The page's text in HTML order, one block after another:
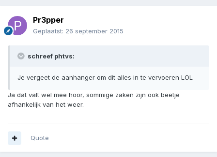
Pr3pper
Geplaatst: 26 september 2015
schreef phtvs:
Je vergeet de aanhanger om dit alles in te vervoeren LOL
Ja dat valt wel mee hoor, sommige zaken zijn ook beetje
afhankelijk van het weer.
Quote